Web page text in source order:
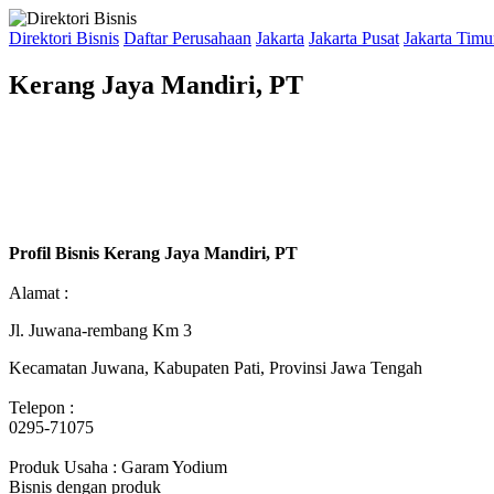
Direktori Bisnis Daftar Perusahaan Jakarta Jakarta Pusat Jakarta
Kerang Jaya Mandiri, PT
Profil Bisnis Kerang Jaya Mandiri, PT
Alamat :
Jl. Juwana-rembang Km 3
Kecamatan Juwana, Kabupaten Pati, Provinsi Jawa Tengah
Telepon :
0295-71075
Produk Usaha : Garam Yodium
Bisnis dengan produk